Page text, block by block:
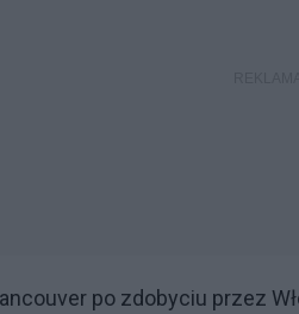
po zdobyciu przez